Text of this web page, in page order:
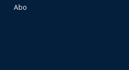
Abo